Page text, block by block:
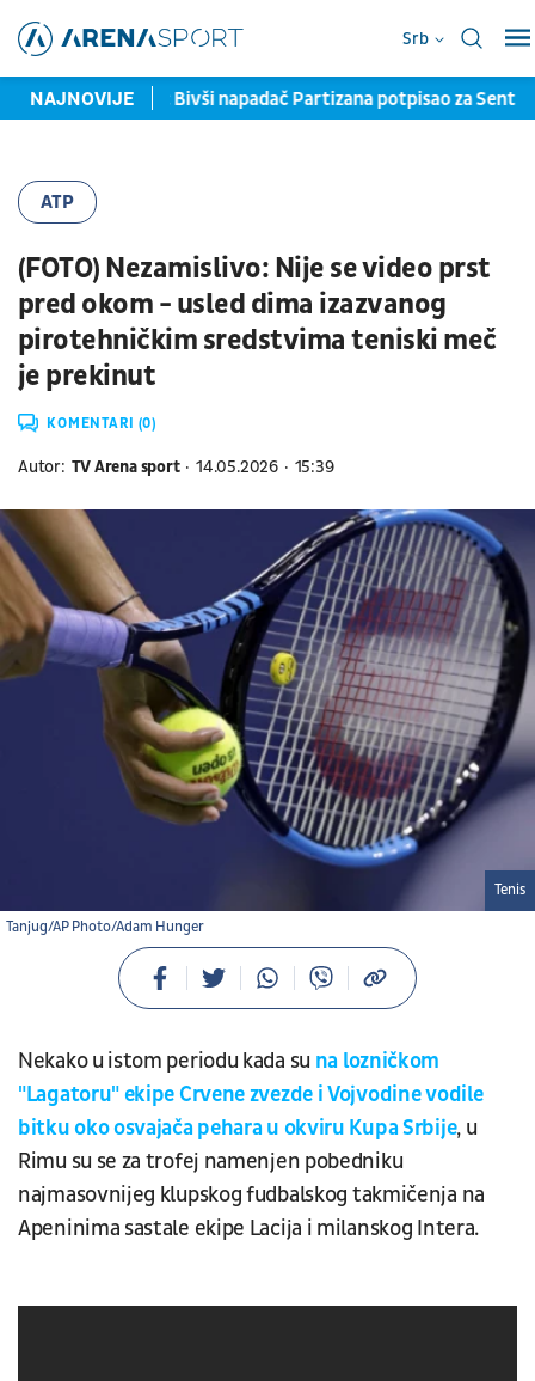
Srb
NAJNOVIJE
novi klub: Bivši napadač Partizana potpisao za Sent Truden
ATP
(FOTO) Nezamislivo: Nije se video prst
pred okom - usled dima izazvanog
pirotehničkim sredstvima teniski meč
je prekinut
KOMENTARI (0)
Autor: TV Arena sport 14.05.2026 15:39
Tanjug/AP Photo/Adam Hunger
Tenis
Nekako u istom periodu kada su na lozničkom
"Lagatoru" ekipe Crvene zvezde i Vojvodine vodile
bitku oko osvajača pehara u okviru Kupa Srbije, u
Rimu su se za trofej namenjen pobedniku
najmasovnijeg klupskog fudbalskog takmičenja na
Apeninima sastale ekipe Lacija i milanskog Intera.